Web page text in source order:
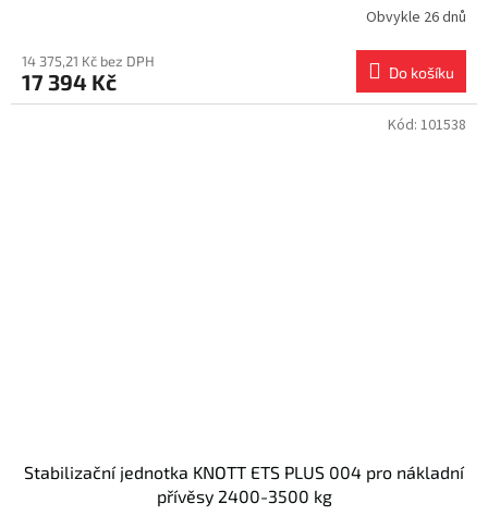
Obvykle 26 dnů
14 375,21 Kč bez DPH
17 394 Kč Do košíku
Stabilizační jednotka KNOTT ETS PLUS 004 pro nákladní
přívěsy 2400-3500 kg
Kód: 101538